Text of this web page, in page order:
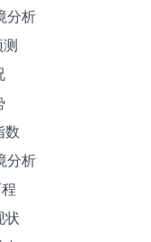
分析
数
分析
状